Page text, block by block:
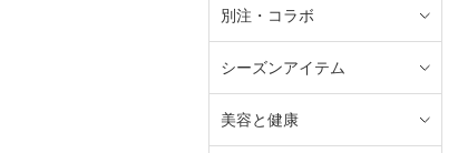
別注・コラボ
シーズンアイテム
美容と健康